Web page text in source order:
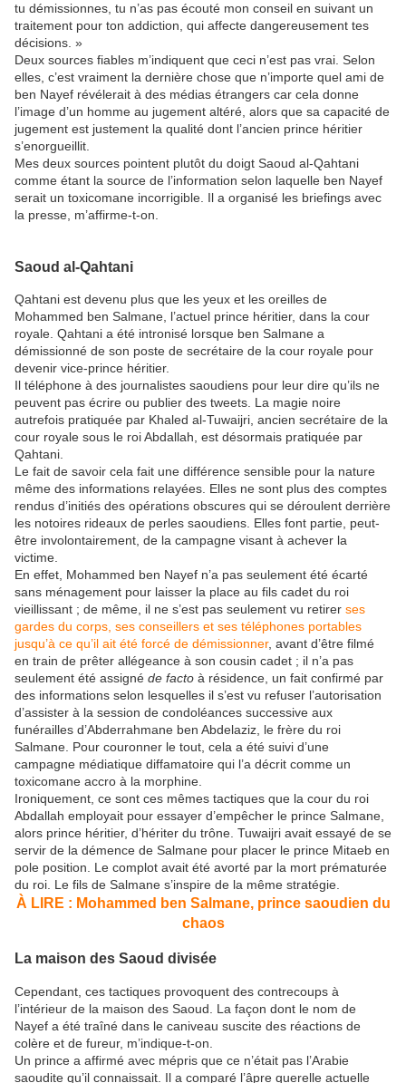
tu démissionnes, tu n’as pas écouté mon conseil en suivant un
traitement pour ton addiction, qui affecte dangereusement tes
décisions. »
Deux sources fiables m’indiquent que ceci n’est pas vrai. Selon
elles, c’est vraiment la dernière chose que n’importe quel ami de
ben Nayef révélerait à des médias étrangers car cela donne
l’image d’un homme au jugement altéré, alors que sa capacité de
jugement est justement la qualité dont l’ancien prince héritier
s’enorgueillit.
Mes deux sources pointent plutôt du doigt Saoud al-Qahtani
comme étant la source de l’information selon laquelle ben Nayef
serait un toxicomane incorrigible. Il a organisé les briefings avec
la presse, m’affirme-t-on.
Saoud al-Qahtani
Qahtani est devenu plus que les yeux et les oreilles de
Mohammed ben Salmane, l’actuel prince héritier, dans la cour
royale. Qahtani a été intronisé lorsque ben Salmane a
démissionné de son poste de secrétaire de la cour royale pour
devenir vice-prince héritier.
Il téléphone à des journalistes saoudiens pour leur dire qu’ils ne
peuvent pas écrire ou publier des tweets. La magie noire
autrefois pratiquée par Khaled al-Tuwaijri, ancien secrétaire de la
cour royale sous le roi Abdallah, est désormais pratiquée par
Qahtani.
Le fait de savoir cela fait une différence sensible pour la nature
même des informations relayées. Elles ne sont plus des comptes
rendus d’initiés des opérations obscures qui se déroulent derrière
les notoires rideaux de perles saoudiens. Elles font partie, peut-
être involontairement, de la campagne visant à achever la
victime.
En effet, Mohammed ben Nayef n’a pas seulement été écarté
sans ménagement pour laisser la place au fils cadet du roi
vieillissant ; de même, il ne s’est pas seulement vu retirer ses
gardes du corps, ses conseillers et ses téléphones portables
jusqu’à ce qu’il ait été forcé de démissionner, avant d’être filmé
en train de prêter allégeance à son cousin cadet ; il n’a pas
seulement été assigné de facto à résidence, un fait confirmé par
des informations selon lesquelles il s’est vu refuser l’autorisation
d’assister à la session de condoléances successive aux
funérailles d’Abderrahmane ben Abdelaziz, le frère du roi
Salmane. Pour couronner le tout, cela a été suivi d’une
campagne médiatique diffamatoire qui l’a décrit comme un
toxicomane accro à la morphine.
Ironiquement, ce sont ces mêmes tactiques que la cour du roi
Abdallah employait pour essayer d’empêcher le prince Salmane,
alors prince héritier, d’hériter du trône. Tuwaijri avait essayé de se
servir de la démence de Salmane pour placer le prince Mitaeb en
pole position. Le complot avait été avorté par la mort prématurée
du roi. Le fils de Salmane s’inspire de la même stratégie.
À LIRE : Mohammed ben Salmane, prince saoudien du
chaos
La maison des Saoud divisée
Cependant, ces tactiques provoquent des contrecoups à
l’intérieur de la maison des Saoud. La façon dont le nom de
Nayef a été traîné dans le caniveau suscite des réactions de
colère et de fureur, m’indique-t-on.
Un prince a affirmé avec mépris que ce n’était pas l’Arabie
saoudite qu’il connaissait. Il a comparé l’âpre querelle actuelle